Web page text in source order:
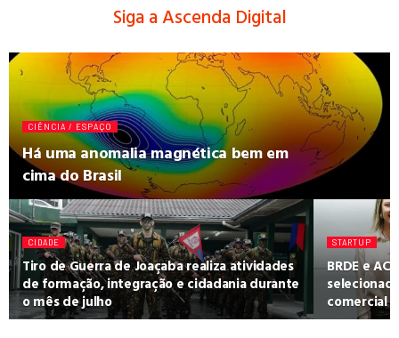
Siga a Ascenda Digital
CIÊNCIA / ESPAÇO
Há uma anomalia magnética bem em
cima do Brasil
CIDADE
Tiro de Guerra de Joaçaba realiza atividades
de formação, integração e cidadania durante
o mês de julho
STARTUP
BRDE e
comercial